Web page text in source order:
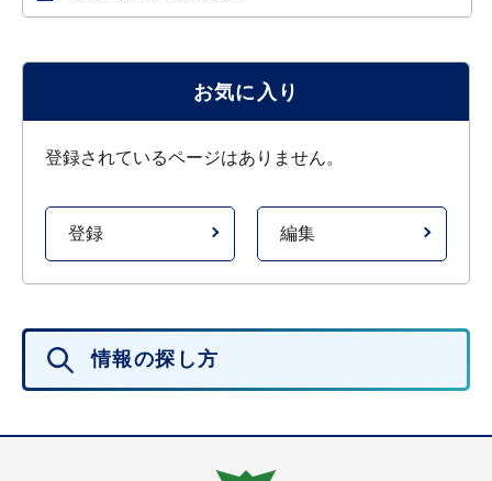
お気に入り
登録されているページはありません。
登録 編集
情報の探し方